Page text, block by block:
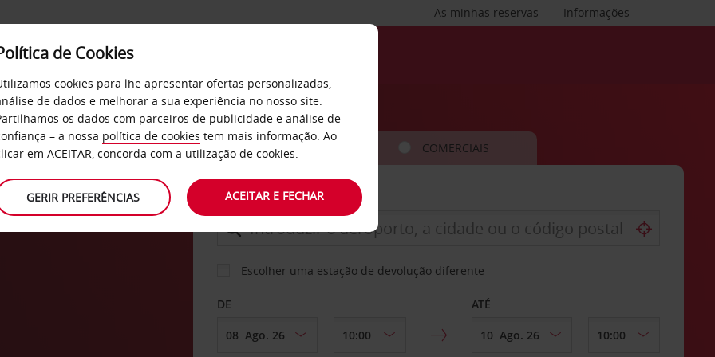
Informações
As minhas reservas
SERVIÇOS EMPRESAS
CARRO COMERCIAIS
LEVANTAR EM
Escolher uma estação de devolução diferente
DE ATÉ
de Cookies
cookies para lhe apresentar ofertas personalizadas,
de dados e melhorar a sua experiência no nosso site.
os dados com parceiros de publicidade e análise de
– a nossa política de cookies tem mais informação. Ao
em ACEITAR, concorda com a utilização de cookies.
GERIR PREFERÊNCIAS ACEITAR E FECHAR